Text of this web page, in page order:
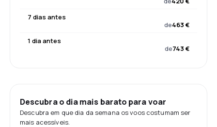
7 dias antes
de463 €
1 dia antes
de743 €
Descubra o dia mais barato para voar
Descubra em que dia da semana os voos costumam ser
mais acessíveis.